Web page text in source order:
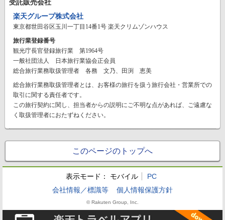
受託販売会社
楽天グループ株式会社
東京都世田谷区玉川一丁目14番1号 楽天クリムゾンハウス
旅行業登録番号
観光庁長官登録旅行業 第1964号
一般社団法人 日本旅行業協会正会員
総合旅行業務取扱管理者 各務 文乃、田渕 恵美
総合旅行業務取扱管理者とは、お客様の旅行を扱う旅行会社・営業所での
取引に関する責任者です。
この旅行契約に関し、担当者からの説明にご不明な点があれば、ご遠慮な
く取扱管理者におたずねください。
このページのトップへ
表示モード： モバイル
PC
会社情報／標識等
個人情報保護方針
© Rakuten Group, Inc.